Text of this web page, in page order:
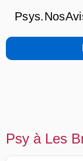
Psy à Les